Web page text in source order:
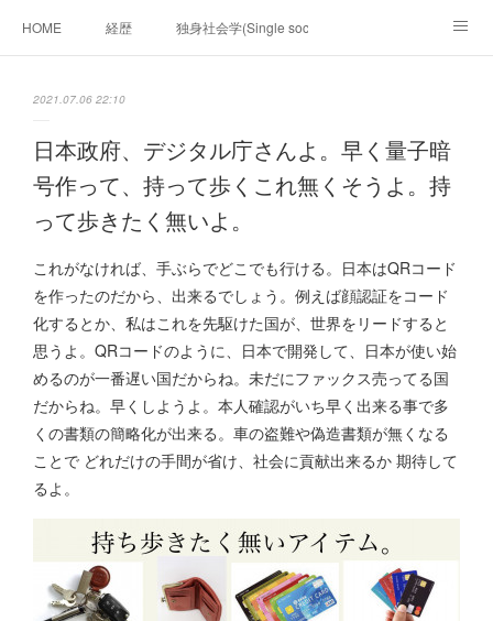
HOME 経歴 独身社会学(Single sociology)と高齢化社会学
移動出来て、工場で作る建物。未来２１００研究所
フィリピンの問題点 フィリピンの歴史
フィリピン経済談義 ファッションを考える 漫画
未来２１００研究所他のアイデアマニラ男の手料理 総集編
https://globalclub.amebaownd.com/
2021.07.06 22:10
日本政府、デジタル庁さんよ。早く量子暗
号作って、持って歩くこれ無くそうよ。持
って歩きたく無いよ。
これがなければ、手ぶらでどこでも行ける。日本はQRコード
を作ったのだから、出来るでしょう。例えば顔認証をコード
化するとか、私はこれを先駆けた国が、世界をリードすると
思うよ。QRコードのように、日本で開発して、日本が使い始
めるのが一番遅い国だからね。未だにファックス売ってる国
だからね。早くしようよ。本人確認がいち早く出来る事で多
くの書類の簡略化が出来る。車の盗難や偽造書類が無くなる
ことで どれだけの手間が省け、社会に貢献出来るか 期待して
るよ。